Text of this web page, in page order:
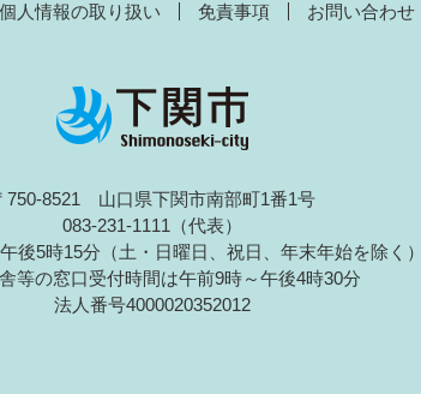
個人情報の取り扱い 免責事項 お問い合わせ
750-8521 山口県下関市南部町1番1号
083-231-1111（代表）
後5時15分（土・日曜日、祝日、年末年始を除く）
等の窓口受付時間は午前9時～午後4時30分
法人番号4000020352012